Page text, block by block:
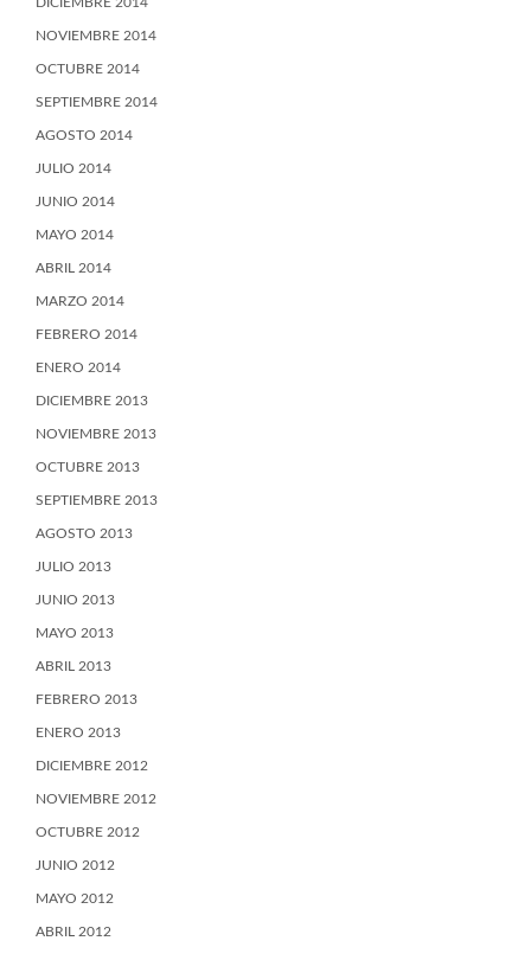
NOVIEMBRE 2014
OCTUBRE 2014
SEPTIEMBRE 2014
AGOSTO 2014
JULIO 2014
JUNIO 2014
MAYO 2014
ABRIL 2014
MARZO 2014
FEBRERO 2014
ENERO 2014
DICIEMBRE 2013
NOVIEMBRE 2013
OCTUBRE 2013
SEPTIEMBRE 2013
AGOSTO 2013
JULIO 2013
JUNIO 2013
MAYO 2013
ABRIL 2013
FEBRERO 2013
ENERO 2013
DICIEMBRE 2012
NOVIEMBRE 2012
OCTUBRE 2012
JUNIO 2012
MAYO 2012
ABRIL 2012